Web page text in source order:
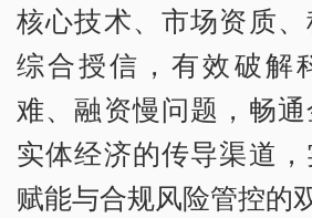
核心技术、市场资质
综合授信，有效破解
难、融资慢问题，畅
实体经济的传导渠道
赋能与合规风险管控的